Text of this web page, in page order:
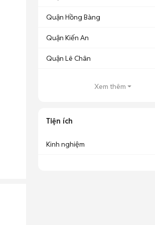
Quận Hồng Bàng
Quận Kiến An
Quận Lê Chân
Xem thêm
Tiện ích
Kinh nghiệm